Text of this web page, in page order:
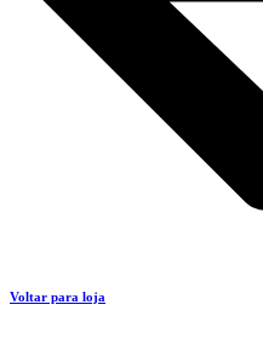
Voltar para loja